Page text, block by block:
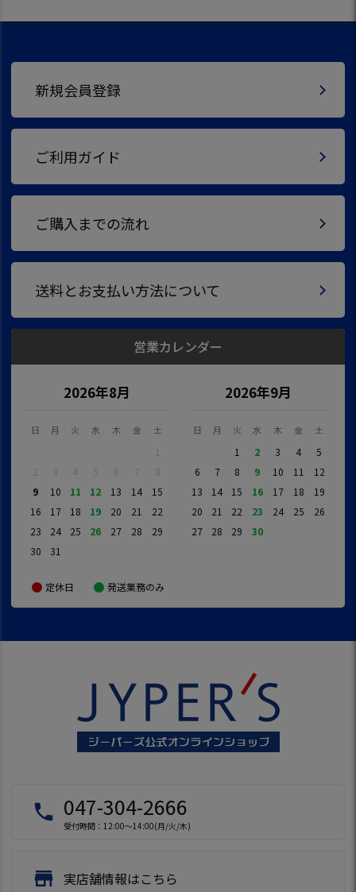
新規会員登録
ご利用ガイド
ご購入までの流れ
送料とお支払い方法について
営業カレンダー
2026年8月
日 月 火 水 木 金 土
1
2
3 4 5 6 7
8
9
10 11 12 13 14
15
16
17 18 19 20 21
22
23
24 25 26 27 28
29
30
31
2026年9月
日 月 火 水 木 金 土
1 2 3 4
5
6
7 8 9 10 11
12
13
14 15 16 17 18
19
20
21 22 23 24 25
26
27
28 29 30
定休日 発送業務のみ
local_phone 047-304-2666
受付時間：12:00～14:00(月/火/木)
store 実店舗情報はこちら